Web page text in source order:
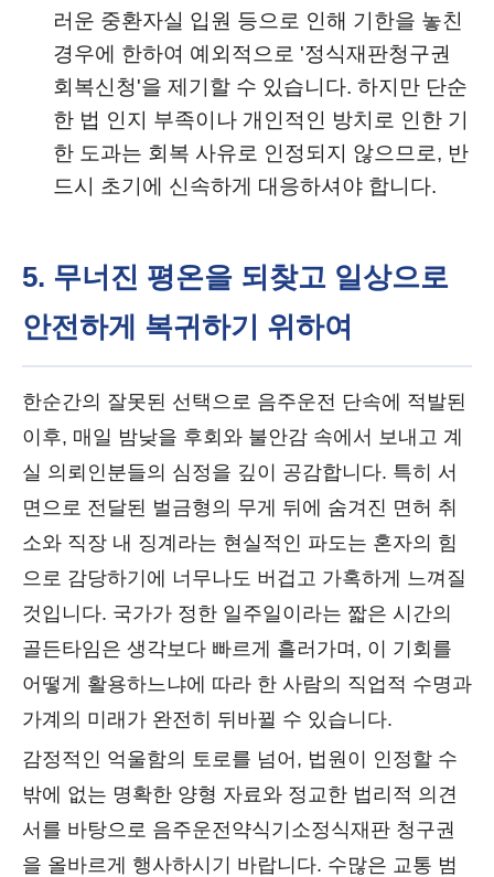
러운 중환자실 입원 등으로 인해 기한을 놓친
경우에 한하여 예외적으로 '정식재판청구권
회복신청'을 제기할 수 있습니다. 하지만 단순
한 법 인지 부족이나 개인적인 방치로 인한 기
한 도과는 회복 사유로 인정되지 않으므로, 반
드시 초기에 신속하게 대응하셔야 합니다.
5. 무너진 평온을 되찾고 일상으로
안전하게 복귀하기 위하여
한순간의 잘못된 선택으로 음주운전 단속에 적발된
이후, 매일 밤낮을 후회와 불안감 속에서 보내고 계
실 의뢰인분들의 심정을 깊이 공감합니다. 특히 서
면으로 전달된 벌금형의 무게 뒤에 숨겨진 면허 취
소와 직장 내 징계라는 현실적인 파도는 혼자의 힘
으로 감당하기에 너무나도 버겁고 가혹하게 느껴질
것입니다. 국가가 정한 일주일이라는 짧은 시간의
골든타임은 생각보다 빠르게 흘러가며, 이 기회를
어떻게 활용하느냐에 따라 한 사람의 직업적 수명과
가계의 미래가 완전히 뒤바뀔 수 있습니다.
감정적인 억울함의 토로를 넘어, 법원이 인정할 수
밖에 없는 명확한 양형 자료와 정교한 법리적 의견
서를 바탕으로 음주운전약식기소정식재판 청구권
을 올바르게 행사하시기 바랍니다. 수많은 교통 범